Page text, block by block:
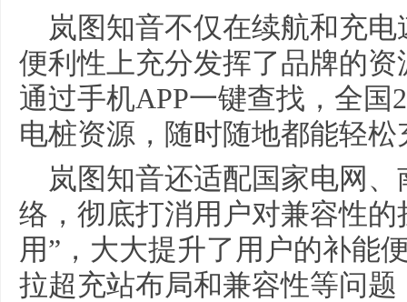
岚图知音不仅在续航和充
便利性上充分发挥了品牌的
通过手机APP一键查找，全国
电桩资源，随时随地都能轻松
岚图知音还适配国家电网
络，彻底打消用户对兼容性
用”，大大提升了用户的补能
拉超充站布局和兼容性等问